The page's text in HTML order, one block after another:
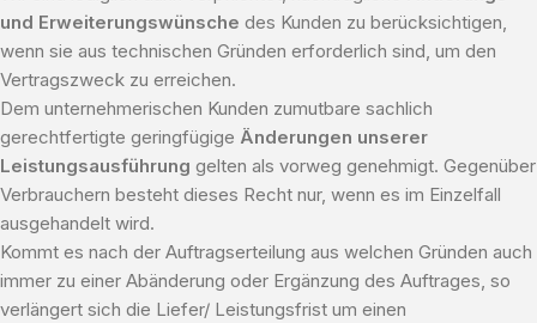
und Erweiterungswünsche des Kunden zu berücksichtigen,
wenn sie aus technischen Gründen erforderlich sind, um den
Vertragszweck zu erreichen.
Dem unternehmerischen Kunden zumutbare sachlich
gerechtfertigte geringfügige Änderungen unserer
Leistungsausführung gelten als vorweg genehmigt. Gegenüber
Verbrauchern besteht dieses Recht nur, wenn es im Einzelfall
ausgehandelt wird.
Kommt es nach der Auftragserteilung aus welchen Gründen auch
immer zu einer Abänderung oder Ergänzung des Auftrages, so
verlängert sich die Liefer/ Leistungsfrist um einen